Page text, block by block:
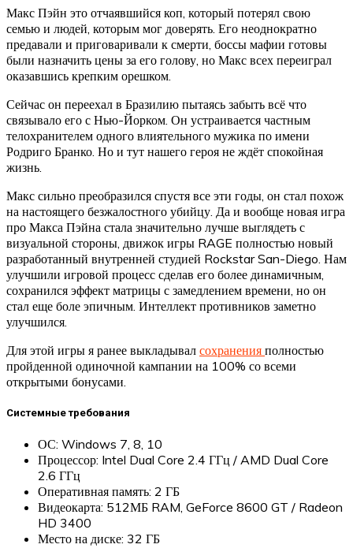
Макс Пэйн это отчаявшийся коп, который потерял свою
семью и людей, которым мог доверять. Его неоднократно
предавали и приговаривали к смерти, боссы мафии готовы
были назначить цены за его голову, но Макс всех переиграл
оказавшись крепким орешком.
Сейчас он переехал в Бразилию пытаясь забыть всё что
связывало его с Нью-Йорком. Он устраивается частным
телохранителем одного влиятельного мужика по имени
Родриго Бранко. Но и тут нашего героя не ждёт спокойная
жизнь.
Макс сильно преобразился спустя все эти годы, он стал похож
на настоящего безжалостного убийцу. Да и вообще новая игра
про Макса Пэйна стала значительно лучше выглядеть с
визуальной стороны, движок игры RAGE полностью новый
разработанный внутренней студией Rockstar San-Diego. Нам
улучшили игровой процесс сделав его более динамичным,
сохранился эффект матрицы с замедлением времени, но он
стал еще боле эпичным. Интеллект противников заметно
улучшился.
Для этой игры я ранее выкладывал сохранения полностью
пройденной одиночной кампании на 100% со всеми
открытыми бонусами.
Системные требования
ОС: Windows 7, 8, 10
Процессор: Intel Dual Core 2.4 ГГц / AMD Dual Core
2.6 ГГц
Оперативная память: 2 ГБ
Видеокарта: 512МБ RAM, GeForce 8600 GT / Radeon
HD 3400
Место на диске: 32 ГБ